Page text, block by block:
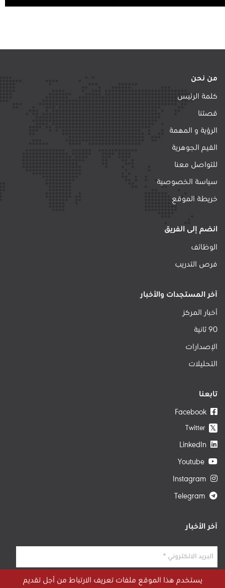
من نحن
كلمة الرئيس
قصتنا
الرؤية و المهمة
القيم الجوهرية
للتواصل معنا
سياسة الخصوصية
خريطة الموقع
انضم إلى الفريق
الوظائف
فرص التدريب
آخر المستجدات والأخبار
أخبار المركز
90 ثانية
الإصدارات
التحليلات
تابعنا
𝕏
Twitter
آخر الأخبار
يستخدم هذا الموقع ملفات تعريف الارتباط من أجل تقديم